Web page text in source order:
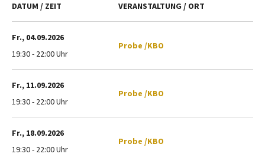
DATUM / ZEIT VERANSTALTUNG / ORT
Fr., 04.09.2026
19:30 - 22:00 Uhr
Probe /KBO
Fr., 11.09.2026
19:30 - 22:00 Uhr
Probe /KBO
Fr., 18.09.2026
19:30 - 22:00 Uhr
Probe /KBO